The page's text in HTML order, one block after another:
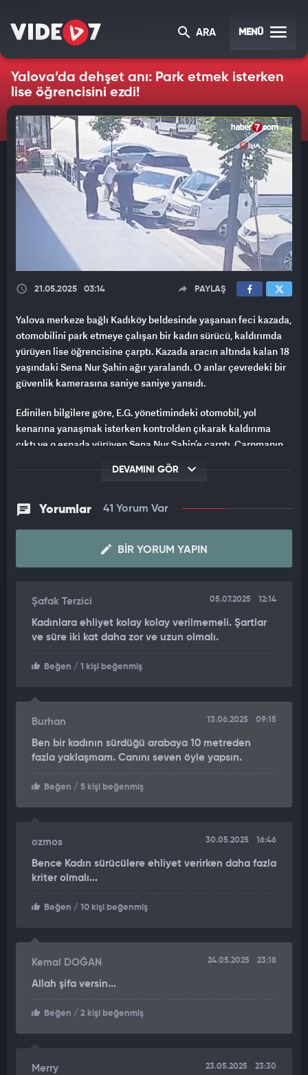
ARA MENÜ
Yalova’da dehşet anı: Park etmek isterken
lise öğrencisini ezdi!
21.05.2025 03:14 PAYLAŞ
Yalova merkeze bağlı Kadıköy beldesinde yaşanan feci kazada,
otomobilini park etmeye çalışan bir kadın sürücü, kaldırımda
yürüyen lise öğrencisine çarptı. Kazada aracın altında kalan 18
yaşındaki Sena Nur Şahin ağır yaralandı. O anlar çevredeki bir
güvenlik kamerasına saniye saniye yansıdı.
Edinilen bilgilere göre, E.G. yönetimindeki otomobil, yol
kenarına yanaşmak isterken kontrolden çıkarak kaldırıma
çıktı ve o esnada yürüyen Sena Nur Şahin’e çarptı. Çarpmanın
vatandaşlar, hızla müdahale ederek aracı öğrencinin üzerinden
Olay yerine sevk edilen sağlık ekipleri, ağır yaralanan Şahin’i
Hastanesi’ne kaldırdı. Talihsiz genç kızın hayati tehlikesinin
sürdüğü öğrenilirken, kazayla ilgili soruşturma başlatıldı.
DEVAMINI GÖR
Yorumlar 41 Yorum Var
BIR YORUM YAPIN
Şafak Terzici 05.07.2025 12:14
Kadınlara ehliyet kolay kolay verilmemeli. Şartlar
ve süre iki kat daha zor ve uzun olmalı.
Beğen / 1 kişi beğenmiş
Burhan 13.06.2025 09:15
Ben bir kadının sürdüğü arabaya 10 metreden
fazla yaklaşmam. Canını seven öyle yapsın.
Beğen / 5 kişi beğenmiş
ozmos 30.05.2025 16:46
Bence Kadın sürücülere ehliyet verirken daha fazla
kriter olmalı...
Beğen / 10 kişi beğenmiş
Kemal DOĞAN 24.05.2025 23:18
Allah şifa versin...
Beğen / 2 kişi beğenmiş
Merry 23.05.2025 23:30